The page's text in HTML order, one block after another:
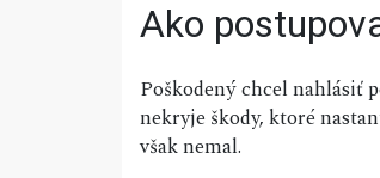
Ako
Poškodený chcel nahlásiť
nekryje škody, ktoré
však nemal.